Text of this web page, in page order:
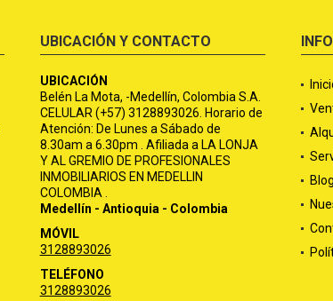
UBICACIÓN Y CONTACTO
UBICACIÓN
Belén La Mota, -Medellín, Colombia S.A.
CELULAR (+57) 3128893026. Horario de
Atención: De Lunes a Sábado de
8.30am a 6.30pm . Afiliada a LA LONJA
Y AL GREMIO DE PROFESIONALES
INMOBILIARIOS EN MEDELLIN
COLOMBIA .
Medellín - Antioquia - Colombia
MÓVIL
3128893026
TELÉFONO
3128893026
Blog